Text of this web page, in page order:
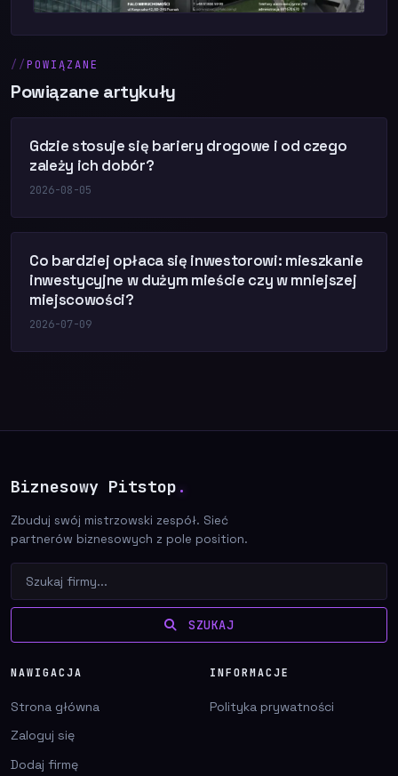
POWIĄZANE
Powiązane artykuły
Gdzie stosuje się bariery drogowe i od czego
zależy ich dobór?
2026-08-05
Co bardziej opłaca się inwestorowi: mieszkanie
inwestycyjne w dużym mieście czy w mniejszej
miejscowości?
2026-07-09
Biznesowy Pitstop .
Zbuduj swój mistrzowski zespół. Sieć
partnerów biznesowych z pole position.
SZUKAJ
NAWIGACJA
Strona główna
Zaloguj się
Dodaj firmę
INFORMACJE
Polityka prywatności